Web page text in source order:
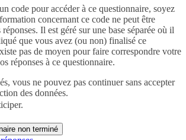
code pour accéder à ce questionnaire, soyez
concernant ce code ne peut être
Il est géré sur une base séparée où il
que vous avez (ou non) finalisé ce
pas de moyen pour faire correspondre votre
réponses à ce questionnaire.
vous ne pouvez pas continuer sans accepter
des données.
non terminé